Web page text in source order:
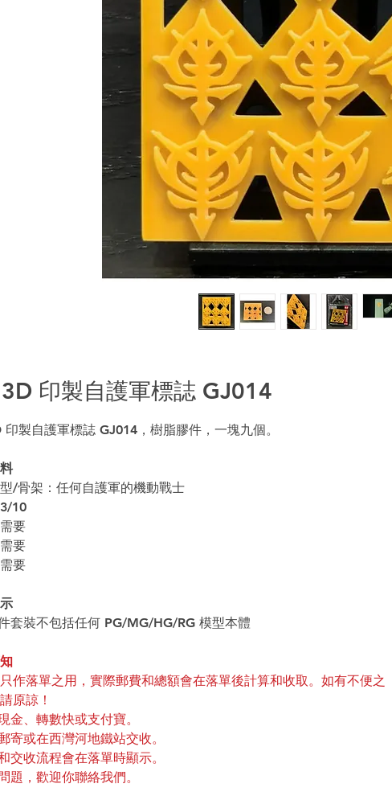
印製自護軍標誌 GJ014
印製自護軍標誌 GJ014，樹脂膠件，一塊九個。
/骨架：任何自護軍的機動戰士
10
要
要
要
套裝不包括任何 PG/MG/HG/RG 模型本體
作落單之用，實際郵費和總額會在落單後計算和收取。如有不便之
原諒！
金、轉數快或支付寶。
寄或在西灣河地鐵站交收。
交收流程會在落單時顯示。
題，歡迎你聯絡我們。